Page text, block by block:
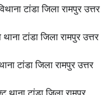
टांडा जिला रामपुर उत्तर
टांडा जिला रामपुर उत्तर
टांडा जिला रामपुर उत्तर